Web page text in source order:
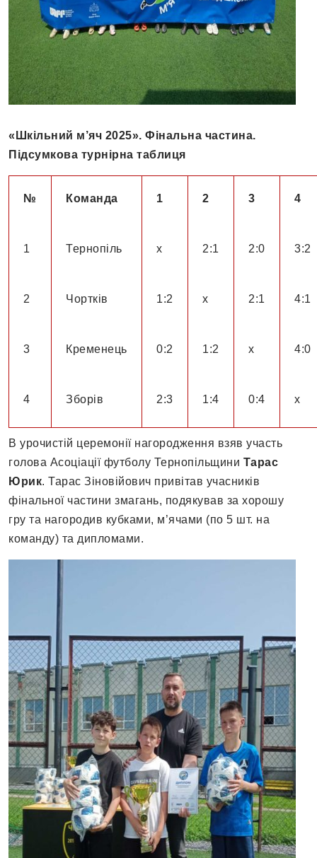
«Шкільний м’яч 2025». Фінальна частина.
Підсумкова турнірна таблиця
№ Команда 1 2 3 4
1 Тернопіль х 2:1 2:0 3:2
2 Чортків 1:2 х 2:1 4:1
3 Кременець 0:2 1:2 х 4:0
4 Зборів 2:3 1:4 0:4 х
В урочистій церемонії нагородження взяв участь
голова Асоціації футболу Тернопільщини Тарас
Юрик. Тарас Зіновійович привітав учасників
фінальної частини змагань, подякував за хорошу
гру та нагородив кубками, м’ячами (по 5 шт. на
команду) та дипломами.